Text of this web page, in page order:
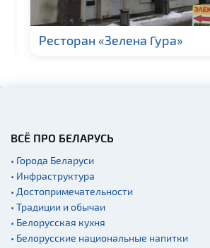
Гражданская
архитектура
Церкви
Мастер-классы
Квесты
Спортинг-клубы и тиры
Ресторан «Зелена Гура»
ВСЁ ПРО БЕЛАРУСЬ
• Города Беларуси
• Инфраструктура
• Достопримечательности
• Традиции и обычаи
• Белорусская кухня
• Белорусские национальные напитки